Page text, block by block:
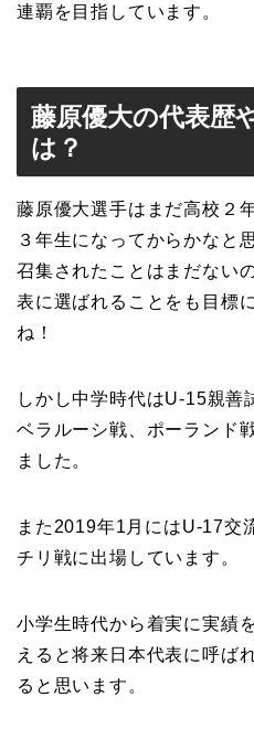
連覇を目指しています。
藤原優大の代表歴
は？
藤原優大選手はまだ高校２
３年生になってからかなと
召集されたことはまだない
表に選ばれることをも目標
ね！
しかし中学時代はU-15親善
ベラルーシ戦、ポーランド
ました。
また2019年1月にはU-17交
チリ戦に出場しています。
小学生時代から着実に実績
えると将来日本代表に呼ば
ると思います。